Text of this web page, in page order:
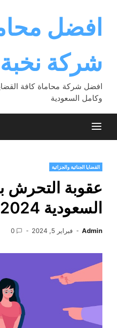
contentافضل
شركة نخبة
افضل شركة محاماة كافة
وكامل السعودية
القضايا الجنائية والجزائية
عقوبة التحرش
السعودية 2024
Admin فبراير 5, 2024 0